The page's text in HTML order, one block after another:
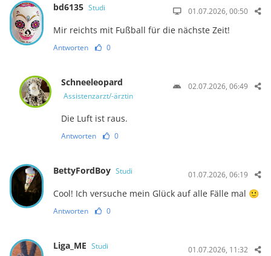
bd6135 Studi 01.07.2026, 00:50
Mir reichts mit Fußball für die nächste Zeit!
Antworten 0
Schneeleopard
Assistenzarzt/-ärztin
02.07.2026, 06:49
Die Luft ist raus.
Antworten 0
BettyFordBoy Studi 01.07.2026, 06:19
Cool! Ich versuche mein Glück auf alle Fälle mal 🙂
Antworten 0
Liga_ME Studi 01.07.2026, 11:32